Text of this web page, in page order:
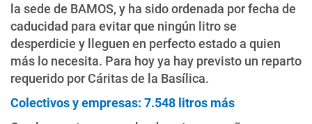
la sede de BAMOS, y ha sido ordenada por fecha de
caducidad para evitar que ningún litro se
desperdicie y lleguen en perfecto estado a quien
más lo necesita. Para hoy ya hay previsto un reparto
requerido por Cáritas de la Basílica.
Colectivos y empresas: 7.548 litros más